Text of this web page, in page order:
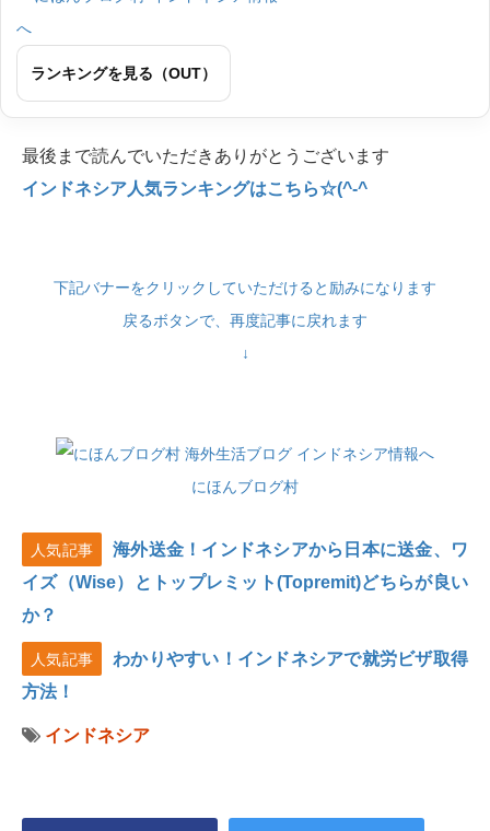
ランキングを見る（OUT）
最後まで読んでいただきありがとうございます
インドネシア人気ランキングはこちら☆(^-^
下記バナーをクリックしていただけると励みになります
戻るボタンで、再度記事に戻れます
↓
にほんブログ村
人気記事
海外送金！インドネシアから日本に送金、ワ
イズ（Wise）とトップレミット(Topremit)どちらが良い
か？
人気記事
わかりやすい！インドネシアで就労ビザ取得
方法！
インドネシア